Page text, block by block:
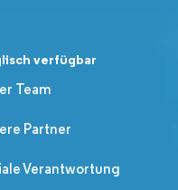
verfügbar
Team
Partner
Verantwortung